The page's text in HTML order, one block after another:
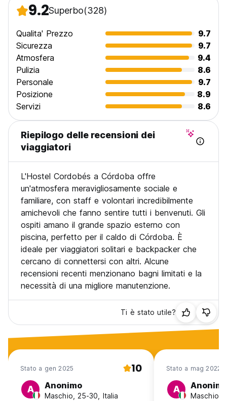
9.2Superbo(328)
Qualita' Prezzo
9.7
Sicurezza
9.7
Atmosfera
9.4
Pulizia
8.6
Personale
9.7
Posizione
8.9
Servizi
8.6
Riepilogo delle recensioni dei
viaggiatori
L'Hostel Cordobés a Córdoba offre
un'atmosfera meravigliosamente sociale e
familiare, con staff e volontari incredibilmente
amichevoli che fanno sentire tutti i benvenuti. Gli
ospiti amano il grande spazio esterno con
piscina, perfetto per il caldo di Córdoba. È
ideale per viaggiatori solitari e backpacker che
cercano di connettersi con altri. Alcune
recensioni recenti menzionano bagni limitati e la
necessità di una migliore manutenzione.
Ti è stato utile?
Stato a gen 2025 10
A Anonimo
Maschio, 25-30, Italia
Stato a mag 2022
A
Maschio,